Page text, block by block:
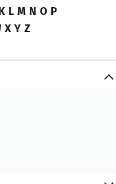
L M N O P
X Y Z